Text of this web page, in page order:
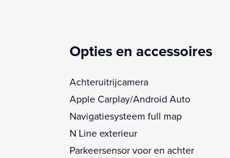
Opties en accessoires
Achteruitrijcamera
Apple Carplay/Android Auto
Navigatiesysteem full map
N Line exterieur
Parkeersensor voor en achter